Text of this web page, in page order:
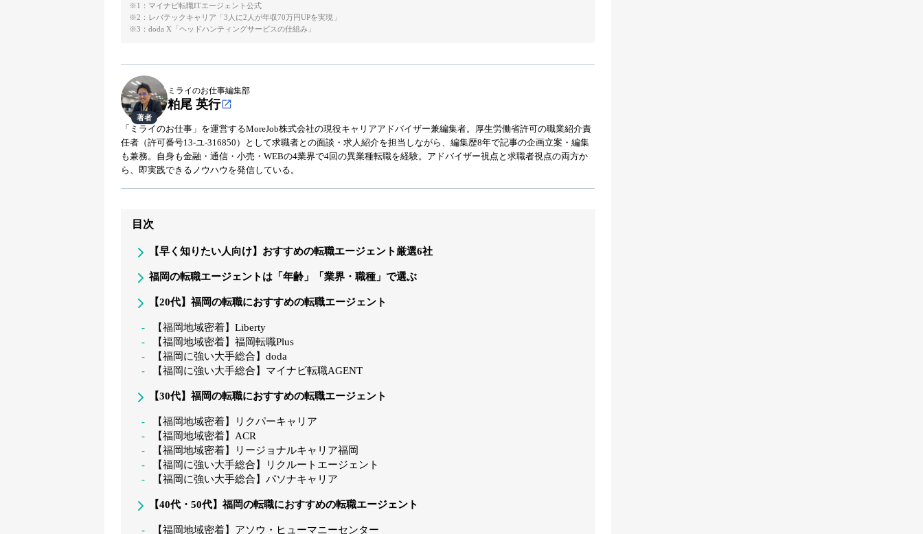
※1： マイナビ転職ITエージェント公式
※2： レバテックキャリア「3人に2人が年収70万円UPを実現」
※3： doda X「ヘッドハンティングサービスの仕組み」
著者
ミライのお仕事編集部
粕尾 英行
「ミライのお仕事」を運営するMoreJob株式会社の現役キャリアアドバイザー兼編集者。厚生労働省許可の職業紹介責
任者（許可番号13-ユ-316850）として求職者との面談・求人紹介を担当しながら、編集歴8年で記事の企画立案・編集
も兼務。自身も金融・通信・小売・WEBの4業界で4回の異業種転職を経験。アドバイザー視点と求職者視点の両方か
ら、即実践できるノウハウを発信している。
目次
【早く知りたい人向け】おすすめの転職エージェント厳選6社
福岡の転職エージェントは「年齢」「業界・職種」で選ぶ
【20代】福岡の転職におすすめの転職エージェント
【福岡地域密着】Liberty
【福岡地域密着】福岡転職Plus
【福岡に強い大手総合】doda
【福岡に強い大手総合】マイナビ転職AGENT
【30代】福岡の転職におすすめの転職エージェント
【福岡地域密着】リクパーキャリア
【福岡地域密着】ACR
【福岡地域密着】リージョナルキャリア福岡
【福岡に強い大手総合】リクルートエージェント
【福岡に強い大手総合】パソナキャリア
【40代・50代】福岡の転職におすすめの転職エージェント
【福岡地域密着】アソウ・ヒューマニーセンター